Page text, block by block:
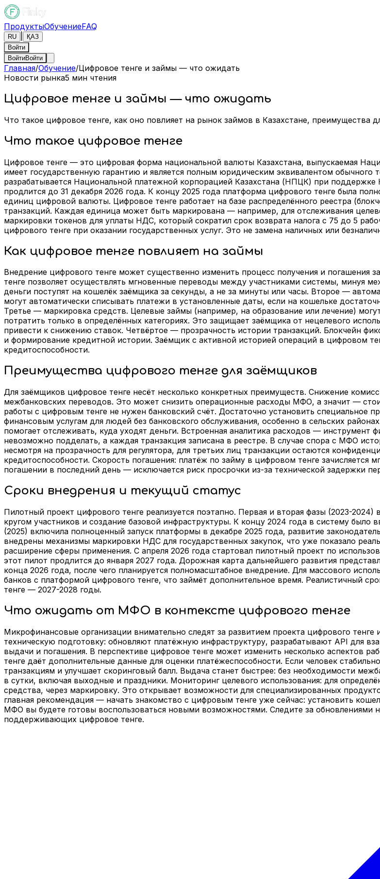
ПродуктыОбучениеFAQ
RU
ҚАЗ
Войти
ВойтиВойти
Главная/Обучение/Цифровое тенге и займы — что ожидать
Новости рынка5 мин чтения
Цифровое тенге и займы — что ожидать
Что такое цифровое тенге, как оно повлияет на рынок займов в Казахстане,
Что такое цифровое тенге
Цифровое тенге — это цифровая форма национальной валюты Казахстана, выпускаемая
имеет государственную гарантию и является полным юридическим эквивалентом
разрабатывается Национальной платежной корпорацией Казахстана (НПЦК) при
продлится до 31 декабря 2026 года. К концу 2025 года платформа цифрового тенге была
единиц цифровой валюты. Цифровое тенге работает на базе распределённого реестра
транзакций. Каждая единица может быть маркирована — например, для отслеживания
маркировки токенов для уплаты НДС, который сократил срок возврата налога с 75 до 5
цифрового тенге при оказании государственных услуг. Это не замена наличных или
Как цифровое тенге повлияет на займы
Внедрение цифрового тенге может существенно изменить процесс получения и
тенге позволяет осуществлять мгновенные переводы между участниками системы, минуя
деньги поступят на кошелёк заёмщика за секунды, а не за минуты или часы. Второе —
могут автоматически списывать платежи в установленные даты, если на кошельке
Третье — маркировка средств. Целевые займы (например, на образование или лечение)
потратить только в определённых категориях. Это защищает заёмщика от нецелевого
привести к снижению ставок. Четвёртое — прозрачность истории транзакций. Блокчейн
и формирование кредитной истории. Заёмщик с активной историей операций в цифровом
кредитоспособности.
Преимущества цифрового тенге для заёмщиков
Для заёмщиков цифровое тенге несёт несколько конкретных преимуществ. Снижение
межбанковских переводов. Это может снизить операционные расходы МФО, а значит —
работы с цифровым тенге не нужен банковский счёт. Достаточно установить специальное
финансовым услугам для людей без банковского обслуживания, особенно в сельских
помогает отслеживать, куда уходят деньги. Встроенная аналитика расходов — инструмент
невозможно подделать, а каждая транзакция записана в реестре. В случае спора с МФО
несмотря на прозрачность для регулятора, для третьих лиц транзакции остаются
кредитоспособности. Скорость погашения: платёж по займу в цифровом тенге
погашении в последний день — исключается риск просрочки из-за технической задержки
Сроки внедрения и текущий статус
Пилотный проект цифрового тенге реализуется поэтапно. Первая и вторая фазы (2023-
кругом участников и создание базовой инфраструктуры. К концу 2024 года в систему
(2025) включила полноценный запуск платформы в декабре 2025 года, развитие
внедрены механизмы маркировки НДС для государственных закупок, что уже показало
расширение сферы применения. С апреля 2026 года стартовал пилотный проект по
этот пилот продлится до января 2027 года. Дорожная карта дальнейшего развития
конца 2026 года, после чего планируется полномасштабное внедрение. Для массового
банков с платформой цифрового тенге, что займёт дополнительное время. Реалистичный
тенге — 2027-2028 годы.
Что ожидать от МФО в контексте цифрового тенге
Микрофинансовые организации внимательно следят за развитием проекта цифрового
техническую подготовку: обновляют платёжную инфраструктуру, разрабатывают API для
выдачи и погашения. В перспективе цифровое тенге может изменить несколько аспектов
тенге даёт дополнительные данные для оценки платёжеспособности. Если человек
транзакциям и улучшает скоринговый балл. Выдача станет быстрее: без необходимости
в сутки, включая выходные и праздники. Мониторинг целевого использования: для
средства, через маркировку. Это открывает возможности для специализированных
главная рекомендация — начать знакомство с цифровым тенге уже сейчас: установить
МФО вы будете готовы воспользоваться новыми возможностями. Следите за
поддерживающих цифровое тенге.